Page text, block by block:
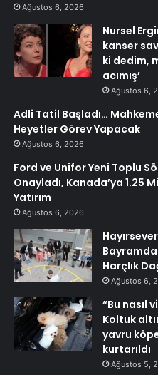
Ağustos 6, 2026
Nursel
kanser
ki dedim,
acımış’
Ağustos 6,
Adli Tatil Başladı…
Heyetler Görev Yapacak
Ağustos 6, 2026
Ford ve Unifor Yeni Toplu
Onayladı, Kanada’ya 1.25
Yatırım
Ağustos 6, 2026
Harçlık
Ağustos 6,
“Bu nasıl
Koltuk
yavru
kurtarıldı
Ağustos 5,